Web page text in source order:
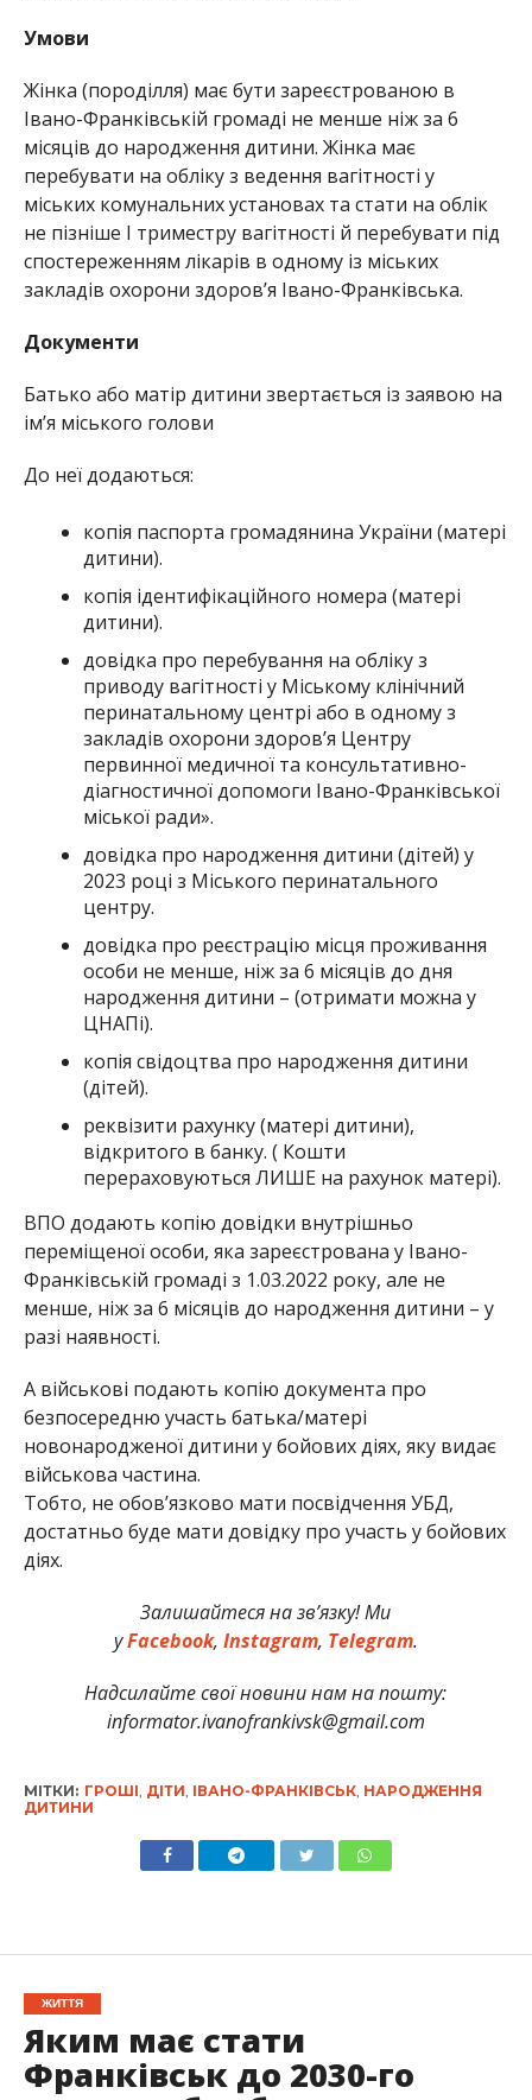
Умови
Жінка (породілля) має бути зареєстрованою в
Івано-Франківській громаді не менше ніж за 6
місяців до народження дитини. Жінка має
перебувати на обліку з ведення вагітності у
міських комунальних установах та стати на облік
не пізніше I триместру вагітності й перебувати під
спостереженням лікарів в одному із міських
закладів охорони здоров’я Івано-Франківська.
Документи
Батько або матір дитини звертається із заявою на
ім’я міського голови
До неї додаються:
копія паспорта громадянина України (матері
дитини).
копія ідентифікаційного номера (матері
дитини).
довідка про перебування на обліку з
приводу вагітності у Міському клінічний
перинатальному центрі або в одному з
закладів охорони здоров’я Центру
первинної медичної та консультативно-
діагностичної допомоги Івано-Франківської
міської ради».
довідка про народження дитини (дітей) у
2023 році з Міського перинатального
центру.
довідка про реєстрацію місця проживання
особи не менше, ніж за 6 місяців до дня
народження дитини – (отримати можна у
ЦНАПі).
копія свідоцтва про народження дитини
(дітей).
реквізити рахунку (матері дитини),
відкритого в банку. ( Кошти
перераховуються ЛИШЕ на рахунок матері).
ВПО додають копію довідки внутрішньо
переміщеної особи, яка зареєстрована у Івано-
Франківській громаді з 1.03.2022 року, але не
менше, ніж за 6 місяців до народження дитини – у
разі наявності.
А військові подають копію документа про
безпосередню участь батька/матері
новонародженої дитини у бойових діях, яку видає
військова частина.
Тобто, не обов’язково мати посвідчення УБД,
достатньо буде мати довідку про участь у бойових
діях.
Залишайтеся на зв’язку! Ми
уFacebook, Instagram, Telegram.
Надсилайте свої новини нам на пошту:
informator.ivanofrankivsk@gmail.com
МІТКИ: ГРОШІ ДІТИ ІВАНО-ФРАНКІВСЬК, НАРОДЖЕННЯ
ДИТИНИ
ЖИТТЯ
Яким має стати
Франківськ до 2030-го